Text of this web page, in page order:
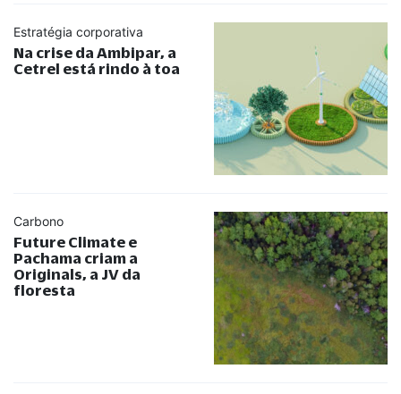
Estratégia corporativa
Na crise da Ambipar, a
Cetrel está rindo à toa
Carbono
Future Climate e
Pachama criam a
Originals, a JV da
floresta